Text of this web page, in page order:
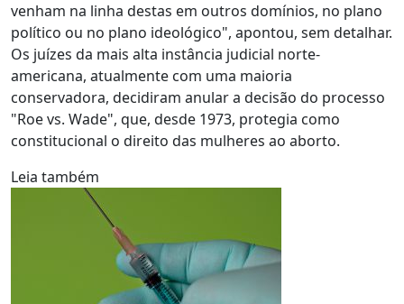
venham na linha destas em outros domínios, no plano
político ou no plano ideológico", apontou, sem detalhar.
Os juízes da mais alta instância judicial norte-
americana, atualmente com uma maioria
conservadora, decidiram anular a decisão do processo
"Roe vs. Wade", que, desde 1973, protegia como
constitucional o direito das mulheres ao aborto.
Leia também